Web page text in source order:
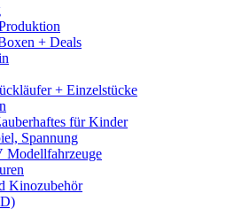
+ Deals
+ Einzelstücke
für Kinder
Spannung
Modellfahrzeuge
Kinozubehör